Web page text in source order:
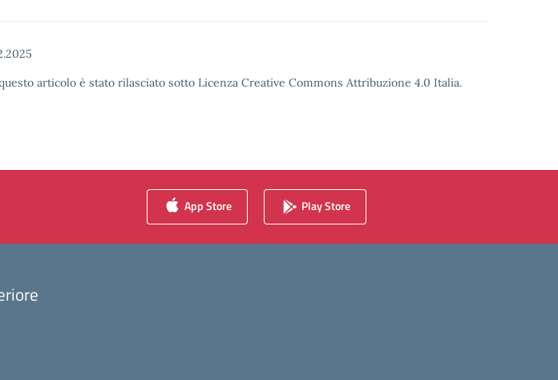
articolo è stato rilasciato sotto Licenza Creative Commons Attribuzione 4.0 Italia.
App Store Play Store